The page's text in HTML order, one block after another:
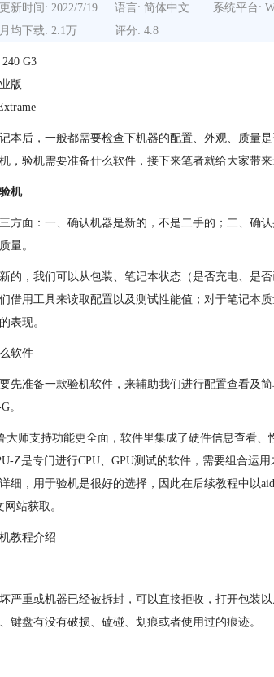
更新时间: 2022/7/19 语言: 简体中文
系统平台:
月均下载: 2.1万
评分: 4.8
G3
版
本后，一般都需要检查下机器的配置、外观、质量
，验机需要准备什么软件，接下来笔者就给大家带来
机
方面：一、确认机器是新的，不是二手的；二、确
量。
的，我们可以从包装、笔记本状态（是否充电、是
借用工具来读取配置以及测试性能值；对于笔记本
表现。
软件
先准备一款验机软件，来辅助我们进行配置查看及
。
大师支持功能更全面，软件里集成了硬件信息查看
Z是专门进行CPU、GPU测试的软件，需要组合运
细，用于验机是很好的选择，因此在后续教程中以
站获取。
教程介绍
严重或机器已经被拆封，可以直接拒收，打开包装
键盘有没有破损、磕碰、划痕或者使用过的痕迹。